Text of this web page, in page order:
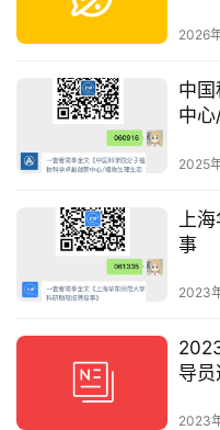
2026
中
中
2025
上
事
2023
导
2023